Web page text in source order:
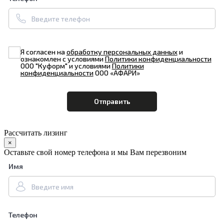
Я согласен наобработку персональных данныхи
ознакомлен с условиямиПолитики конфиденциальности
ООО "Куформ" и условиямиПолитики
конфиденциальностиООО «АФАРИ»
Рассчитать лизинг
×
Оставьте свой номер телефона и мы Вам перезвоним
Имя
Телефон